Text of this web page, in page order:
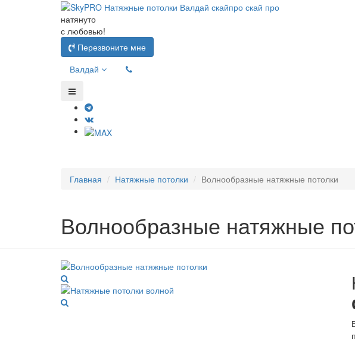
натянуто
с любовью!
Перезвоните мне
Валдай
Главная Натяжные потолки Волнообразные натяжные потолки
Волнообразные натяжные